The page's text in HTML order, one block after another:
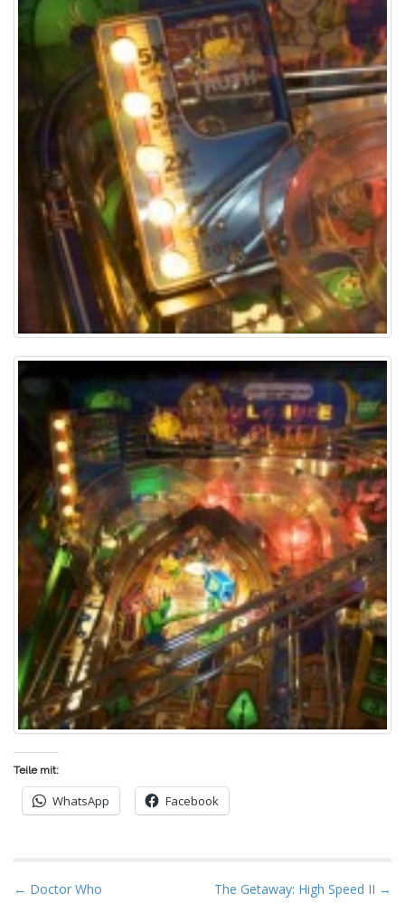
Teile mit:
WhatsApp Facebook
P
← Doctor Who The Getaway: High Speed II →